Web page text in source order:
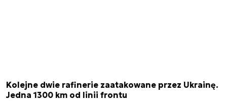
Kolejne dwie rafinerie zaatakowane przez Ukrainę.
Jedna 1300 km od linii frontu